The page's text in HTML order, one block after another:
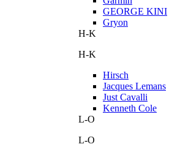
GEORGE KINI
Gryon
H-K
H-K
Hirsch
Jacques Lemans
Just Cavalli
Kenneth Cole
L-O
L-O